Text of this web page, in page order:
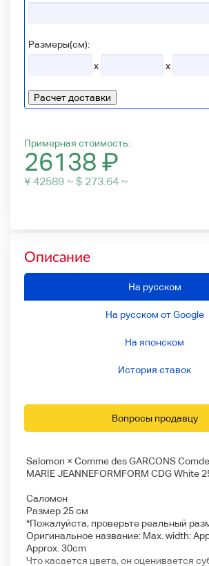
Размеры(см):
x
x
Расчет доставки
Примерная стоимость:
26138 ₽
¥ 42589 ~ $ 273.64 ~
Описание
На русском
На русском от Google
На японском
История ставок
Вопросы продавцу
Salomon × Comme des GARCONS
MARIE JEANNEFORMFORM CDG White
Саломон
Размер 25 см
*Пожалуйста, проверьте реальный
Оригинальное название: Max. width:
Approx. 30cm
Что касается цвета, он оценивается